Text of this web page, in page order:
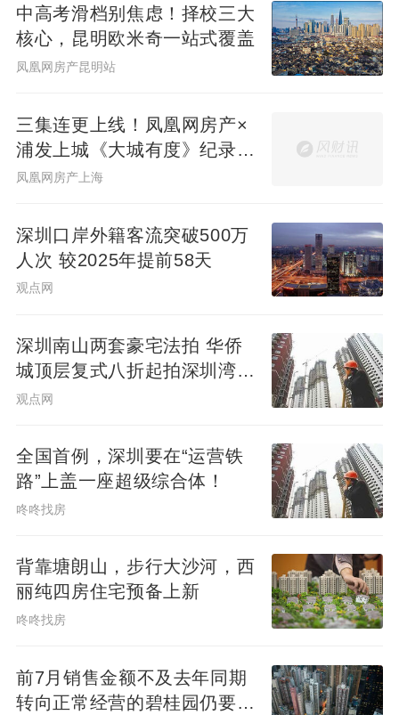
度。这其中，是处于建设当中的约1.5万方新
都市自然主义风格的艺术园林，给住区未来
的高品质生活留下了更多想象空间。
“市场验证产品，目前登记客户中金融科技新
贵占主流。”一位项目销售负责人描述，“他们
既看重朝阳公园的区位稀缺性，也被艺术化
旁目前唯一在售的新房项目，现实楼样板间
已启动预约看房。
中高考滑档别焦虑！择校三大
核心，昆明欧米奇一站式覆盖
凤凰网房产昆明站
三集连更上线！凤凰网房产×
浦发上城《大城有度》纪录片
见证一座百万方大城生长
凤凰网房产上海
深圳口岸外籍客流突破500万
人次 较2025年提前58天
观点网
深圳南山两套豪宅法拍 华侨
城顶层复式八折起拍深圳湾住
宅1334.98万起
观点网
全国首例，深圳要在“运营铁
路”上盖一座超级综合体！
咚咚找房
背靠塘朗山，步行大沙河，西
丽纯四房住宅预备上新
咚咚找房
前7月销售金额不及去年同期
转向正常经营的碧桂园仍要面